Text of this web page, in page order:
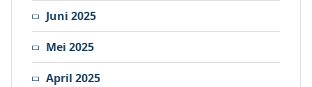
Juni 2025
Mei 2025
April 2025